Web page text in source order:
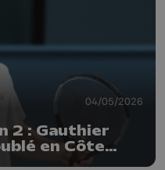
04/05/2026
2 : Gauthier
en Côte